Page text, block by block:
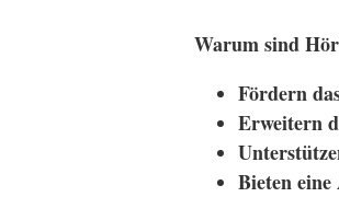
Warum sind
Fördern
Erweitern
Bieten